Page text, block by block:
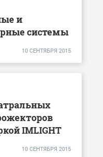
и
системы
10 СЕНТЯБРЯ 2015
IMLIGHT
10 СЕНТЯБРЯ 2015